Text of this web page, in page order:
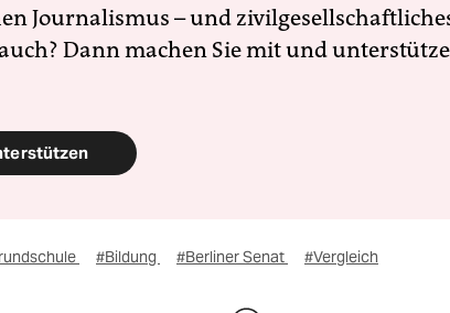
Journalismus – und
Dann machen Sie mit und
#Bildung #Berliner Senat #Vergleich